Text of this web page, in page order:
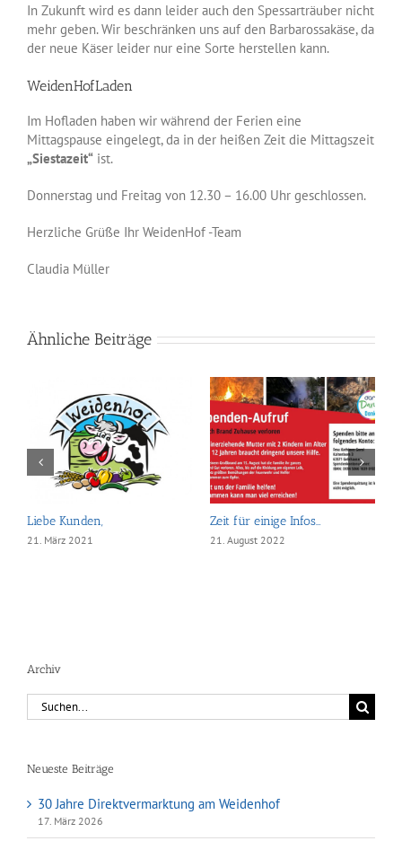
In Zukunft wird es dann leider auch den Spessarträuber nicht
mehr geben. Wir beschränken uns auf den Barbarossakäse, da
der neue Käser leider nur eine Sorte herstellen kann.
WeidenHofLaden
Im Hofladen haben wir während der Ferien eine
Mittagspause eingelegt, da in der heißen Zeit die Mittagszeit
„Siestazeit“ ist.
Donnerstag und Freitag von 12.30 – 16.00 Uhr geschlossen.
Herzliche Grüße Ihr WeidenHof -Team
Claudia Müller
Ähnliche Beiträge
Liebe Kunden,
21. März 2021
Zeit für einige Infos…
21. August 2022
Archiv
Suche
nach:
Neueste Beiträge
30 Jahre Direktvermarktung am Weidenhof
17. März 2026